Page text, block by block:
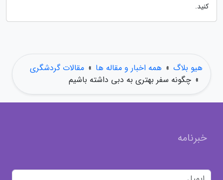
کنید.
هیو بلاگ » همه اخبار و مقاله ها » مقالات گردشگری
» چگونه سفر بهتری به دبی داشته باشیم
خبرنامه